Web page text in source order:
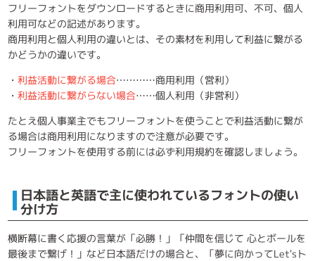
フリーフォントをダウンロードするときに商用利用可、不可、個人
利用可などの記述があります。
商用利用と個人利用の違いとは、その素材を利用して利益に繋がる
かどうかの違いです。
・ 利益活動に繋がる場合…………商用利用（営利）
・ 利益活動に繋がらない場合……個人利用（非営利）
たとえ個人事業主でもフリーフォントを使うことで利益活動に繋が
る場合は商用利用になりますので注意が必要です。
フリーフォントを使用する前には必ず利用規約を確認しましょう。
日本語と英語で主に使われているフォントの使い
分け方
横断幕に書く応援の言葉が「必勝！」「仲間を信じて 心とボールを
最後まで繋げ！」など日本語だけの場合と、「夢に向かってLet'sト